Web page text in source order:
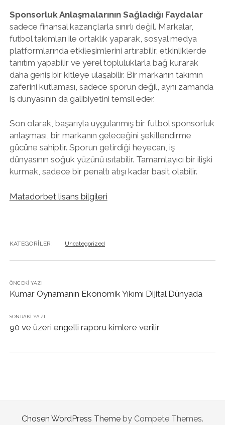
Sponsorluk Anlaşmalarının Sağladığı Faydalar
sadece finansal kazançlarla sınırlı değil. Markalar,
futbol takımları ile ortaklık yaparak, sosyal medya
platformlarında etkileşimlerini artırabilir, etkinliklerde
tanıtım yapabilir ve yerel topluluklarla bağ kurarak
daha geniş bir kitleye ulaşabilir. Bir markanın takımın
zaferini kutlaması, sadece sporun değil, aynı zamanda
iş dünyasının da galibiyetini temsil eder.
Son olarak, başarıyla uygulanmış bir futbol sponsorluk
anlaşması, bir markanın geleceğini şekillendirme
gücüne sahiptir. Sporun getirdiği heyecan, iş
dünyasının soğuk yüzünü ısıtabilir. Tamamlayıcı bir ilişki
kurmak, sadece bir penaltı atışı kadar basit olabilir.
Matadorbet lisans bilgileri
KATEGORILER: Uncategorized
ÖNCEKI YAZI
Kumar Oynamanın Ekonomik Yıkımı Dijital Dünyada
SONRAKI YAZI
90 ve üzeri engelli raporu kimlere verilir
Chosen WordPress Theme by Compete Themes.